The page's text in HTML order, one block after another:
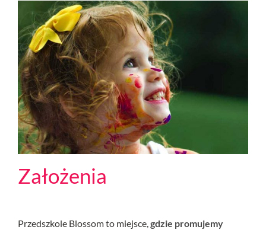
Założenia
Przedszkole Blossom to miejsce,gdzie promujemy